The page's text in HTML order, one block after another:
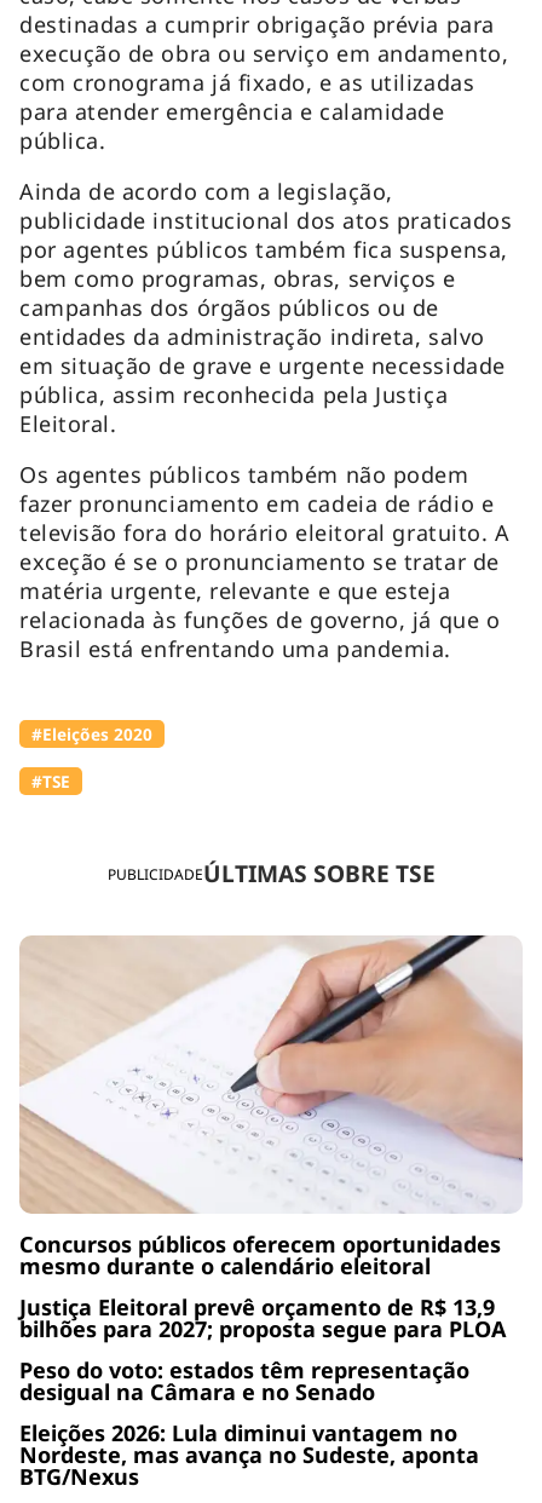
PUBLICIDADEÚLTIMAS SOBRE TSE
Concursos públicos oferecem oportunidades
mesmo durante o calendário eleitoral
Justiça Eleitoral prevê orçamento de R$ 13,9
bilhões para 2027; proposta segue para PLOA
Peso do voto: estados têm representação
desigual na Câmara e no Senado
Eleições 2026: Lula diminui vantagem no
Nordeste, mas avança no Sudeste, aponta
BTG/Nexus
destinadas a cumprir obrigação prévia para
execução de obra ou serviço em andamento,
com cronograma já fixado, e as utilizadas
para atender emergência e calamidade
pública.
Ainda de acordo com a legislação,
publicidade institucional dos atos praticados
por agentes públicos também fica suspensa,
bem como programas, obras, serviços e
campanhas dos órgãos públicos ou de
entidades da administração indireta, salvo
em situação de grave e urgente necessidade
pública, assim reconhecida pela Justiça
Eleitoral.
Os agentes públicos também não podem
fazer pronunciamento em cadeia de rádio e
televisão fora do horário eleitoral gratuito. A
exceção é se o pronunciamento se tratar de
matéria urgente, relevante e que esteja
relacionada às funções de governo, já que o
Brasil está enfrentando uma pandemia.
#Eleições 2020
#TSE